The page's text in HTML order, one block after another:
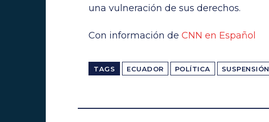
una vulneración de sus derechos.
Con información de CNN en Español
TAGS ECUADOR POLÍTICA SUSPENSIÓN